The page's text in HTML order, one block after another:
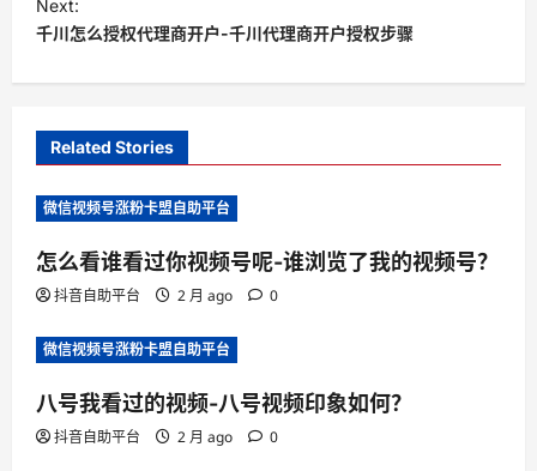
t
g
a
t
o
n
Next:
千川怎么授权代理商开户-千川代理商开户授权步骤
Related Stories
微信视频号涨粉卡盟自助平台
怎么看谁看过你视频号呢-谁浏览了我的视频号？
抖音自助平台 2 月 ago 0
微信视频号涨粉卡盟自助平台
八号我看过的视频-八号视频印象如何？
抖音自助平台 2 月 ago 0